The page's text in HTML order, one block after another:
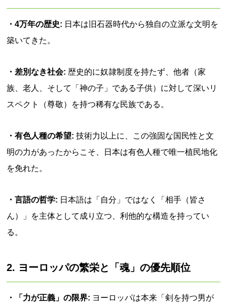
・4万年の歴史: 日本は旧石器時代から独自の立派な文明を
築いてきた。
・差別なき社会: 歴史的に奴隷制度を持たず、他者（家
族、老人、そして「神の子」である子供）に対して深いリ
スペクト（尊敬）を持つ稀有な民族である。
・有色人種の希望: 技術力以上に、この強固な国民性と文
明の力があったからこそ、日本は有色人種で唯一植民地化
を免れた。
・言語の哲学: 日本語は「自分」ではなく「相手（皆さ
ん）」を主体として成り立つ、利他的な構造を持ってい
る。
2. ヨーロッパの繁栄と「魂」の優先順位
・「力が正義」の限界: ヨーロッパは本来「剣を持つ男が